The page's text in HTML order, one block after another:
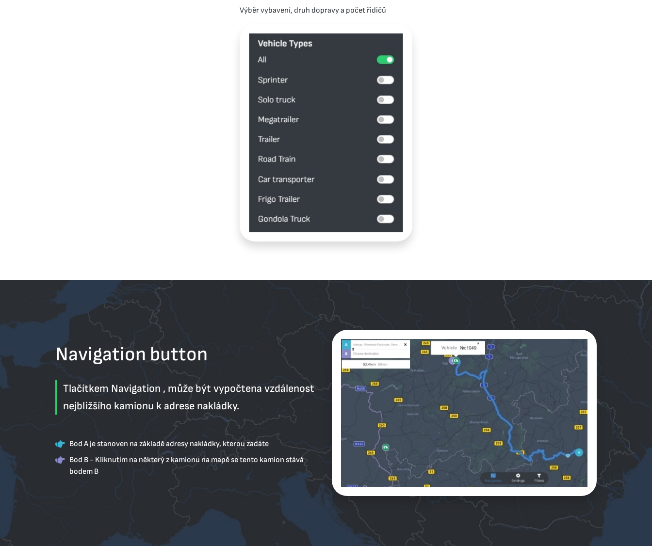
Výběr vybavení, druh dopravy a počet řidičů
Navigation button
Tlačítkem Navigation , může být vypočtena vzdálenost
nejbližšího kamionu k adrese nakládky.
Bod А je stanoven na základě adresy nakládky, kterou zadáte
Bod В - Kliknutím na některý z kamionu na mapě se tento kamion stává
bodem В